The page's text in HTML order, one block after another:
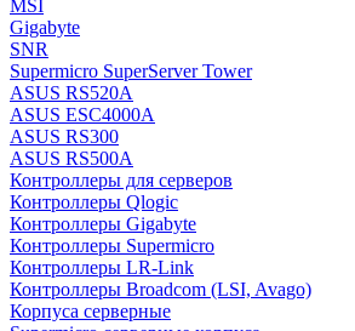
MSI
Gigabyte
SNR
Supermicro SuperServer Tower
ASUS RS520A
ASUS ESC4000A
ASUS RS300
ASUS RS500A
Контроллеры для серверов
Контроллеры Qlogic
Контроллеры Gigabyte
Контроллеры Supermicro
Контроллеры LR-Link
Контроллеры Broadcom (LSI, Avago)
Корпуса серверные